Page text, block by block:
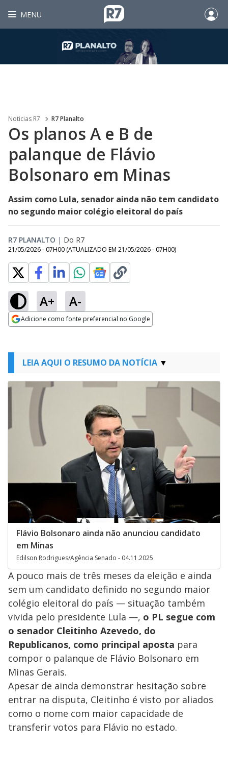
MENU
Noticias R7 R7 Planalto
Os planos A e B de
palanque de Flávio
Bolsonaro em Minas
Assim como Lula, senador ainda não tem candidato
no segundo maior colégio eleitoral do país
R7 PLANALTO | Do R7
21/05/2026 - 07H00 (ATUALIZADO EM 21/05/2026 - 07H00)
A+ A-
Adicione como fonte preferencial no Google
LEIA AQUI O RESUMO DA NOTÍCIA
Flávio Bolsonaro ainda não anunciou candidato
em Minas
Edilson Rodrigues/Agência Senado - 04.11.2025
A pouco mais de três meses da eleição e ainda
sem um candidato definido no segundo maior
colégio eleitoral do país — situação também
vivida pelo presidente Lula —, o PL segue com
o senador Cleitinho Azevedo, do
Republicanos, como principal aposta para
compor o palanque de Flávio Bolsonaro em
Minas Gerais.
Apesar de ainda demonstrar hesitação sobre
entrar na disputa, Cleitinho é visto por aliados
como o nome com maior capacidade de
transferir votos para Flávio no estado.